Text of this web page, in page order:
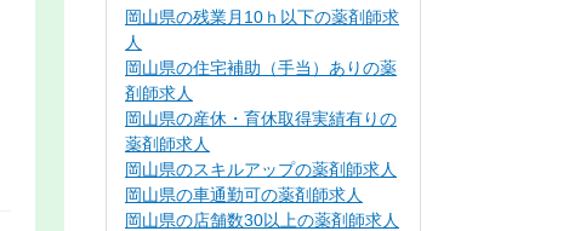
岡山県の残業月10ｈ以下の薬剤師求
人
岡山県の住宅補助（手当）ありの薬
剤師求人
岡山県の産休・育休取得実績有りの
薬剤師求人
岡山県のスキルアップの薬剤師求人
岡山県の車通勤可の薬剤師求人
岡山県の店舗数30以上の薬剤師求人